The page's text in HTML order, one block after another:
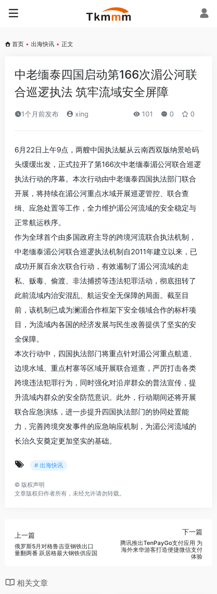
首页 • 出海快讯 • 正文
中老缅泰四国启动第166次湄公河联
合巡逻执法 筑牢流域安全屏障
1个月前发布 xing 101 0 0
6月22日上午9点，两艘中国执法艇从云南西双版纳景哈码
头缓缓出发，正式拉开了第166次中老缅泰湄公河联合巡逻
执法行动的序幕。本次行动由中老缅泰四国执法部门联合
开展，将持续在湄公河重点水域开展巡逻管控、联合查
缉、应急处置等工作，全力维护湄公河流域的安全稳定与
正常航运秩序。
作为全球首个由多国政府主导的跨境河流联合执法机制，
中老缅泰湄公河联合巡逻执法机制自2011年建立以来，已
成功开展百余次联合行动，有效遏制了湄公河流域的走
私、贩毒、偷渡、非法捕捞等违法犯罪活动，彻底扭转了
此前流域内治安混乱、航运安全无保障的局面。截至目
前，该机制已成为澜湄合作框架下安全领域合作的标杆项
目，为流域内各国的经济发展与民生改善提供了坚实的安
全保障。
本次行动中，四国执法部门将重点针对湄公河重点航道、
边境水域、重点村寨等区域开展联合巡查，严厉打击各类
跨境违法犯罪行为，同时强化对沿岸群众的普法宣传，提
升流域内群众的安全防范意识。此外，行动期间还将开展
联合应急演练，进一步提升四国执法部门的协同处置能
力，完善跨境突发事件的应急响应机制，为湄公河流域的
长治久安奠定更加坚实的基础。
# 出海快讯
© 版权声明
文章版权归作者所有，未经允许请勿转载。
上一篇
俄罗斯5月对格鲁吉亚钢铁出口
量翻两番 跃居格最大钢铁供应国
下一篇
腾讯推出TenPayGo支付应用 为
海外来华游客打造便捷微信支付
体验
相关文章